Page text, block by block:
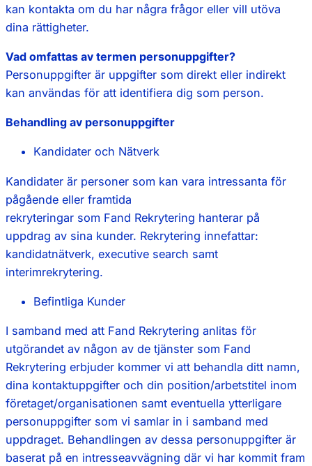
kan kontakta om du har några frågor eller vill utöva
dina rättigheter.
Vad omfattas av termen personuppgifter?
Personuppgifter är uppgifter som direkt eller indirekt
kan användas för att identifiera dig som person.
Behandling av personuppgifter
Kandidater och Nätverk
Kandidater är personer som kan vara intressanta för
pågående eller framtida
rekryteringar som Fand Rekrytering hanterar på
uppdrag av sina kunder. Rekrytering innefattar:
kandidatnätverk, executive search samt
interimrekrytering.
Befintliga Kunder
I samband med att Fand Rekrytering anlitas för
utgörandet av någon av de tjänster som Fand
Rekrytering erbjuder kommer vi att behandla ditt namn,
dina kontaktuppgifter och din position/arbetstitel inom
företaget/organisationen samt eventuella ytterligare
personuppgifter som vi samlar in i samband med
uppdraget. Behandlingen av dessa personuppgifter är
baserat på en intresseavvägning där vi har kommit fram